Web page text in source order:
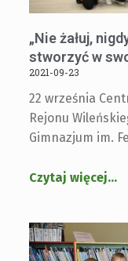
„Nie żałuj,
stworzyć w
2021-09-23
22 września
Rejonu
Gimnazjum im.
Czytaj więcej…